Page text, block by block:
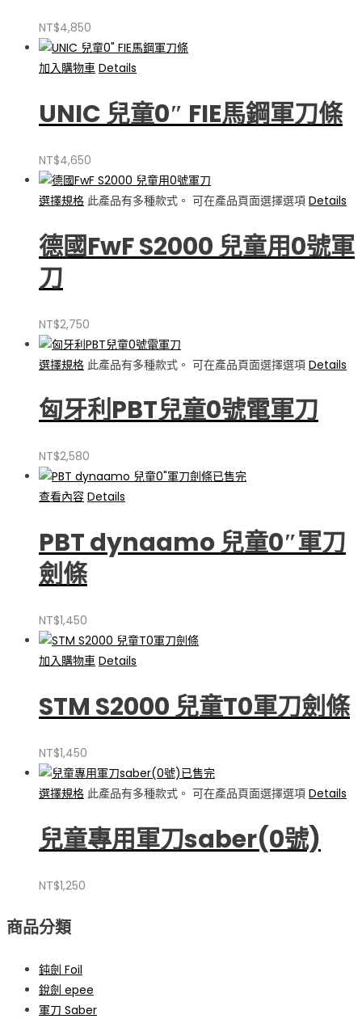
NT$4,850
加入購物車 Details
UNIC 兒童0″ FIE馬鋼軍刀條
NT$4,650
選擇規格 此產品有多種款式。 可在產品頁面選擇選項 Details
德國FwF S2000 兒童用0號軍
刀
NT$2,750
選擇規格 此產品有多種款式。 可在產品頁面選擇選項 Details
匈牙利PBT兒童0號電軍刀
NT$2,580
已售完
查看內容 Details
PBT dynaamo 兒童0″軍刀
劍條
NT$1,450
加入購物車 Details
STM S2000 兒童T0軍刀劍條
NT$1,450
已售完
選擇規格 此產品有多種款式。 可在產品頁面選擇選項 Details
兒童專用軍刀saber(0號)
NT$1,250
商品分類
鈍劍 Foil
銳劍 epee
軍刀 Saber